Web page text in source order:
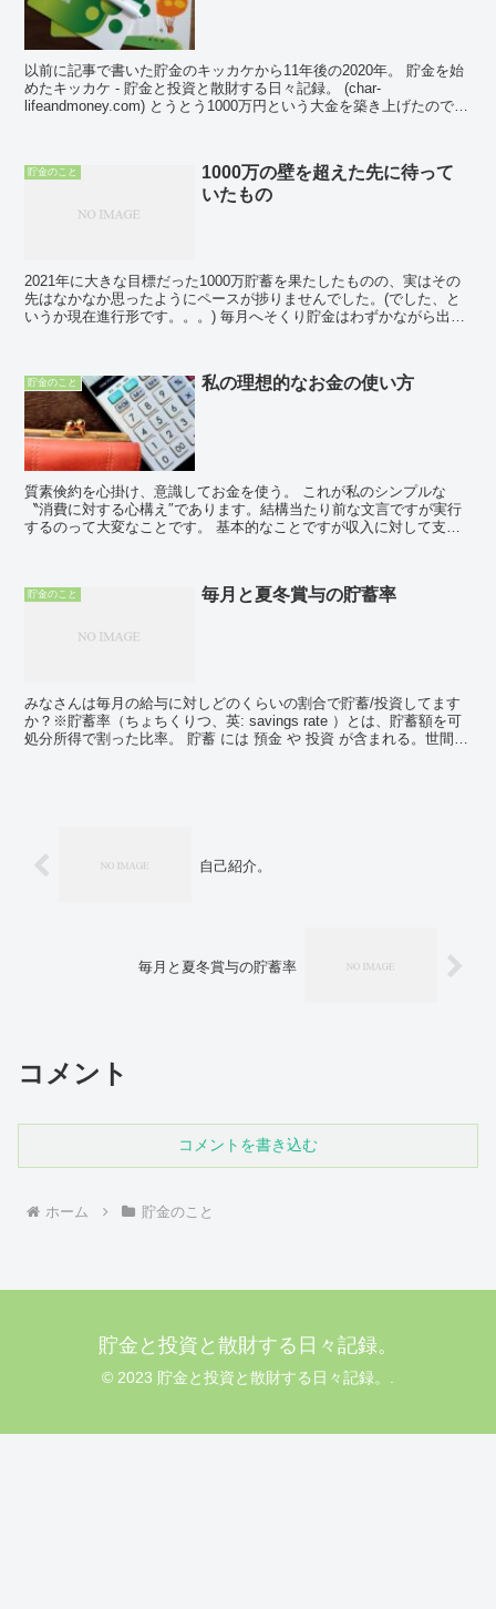
以前に記事で書いた貯金のキッカケから11年後の2020年。 貯金を始
めたキッカケ - 貯金と投資と散財する日々記録。 (char-
lifeandmoney.com) とうとう1000万円という大金を築き上げたので
貯金のこと
1000万の壁を超えた先に待って
いたもの
2021年に大きな目標だった1000万貯蓄を果たしたものの、実はその
先はなかなか思ったようにペースが捗りませんでした。(でした、と
いうか現在進行形です。。。) 毎月へそくり貯金はわずかながら出来
貯金のこと 私の理想的なお金の使い方
質素倹約を心掛け、意識してお金を使う。 これが私のシンプルな
〝消費に対する心構え″であります。結構当たり前な文言ですが実行
するのって大変なことです。 基本的なことですが収入に対して支出
貯金のこと 毎月と夏冬賞与の貯蓄率
みなさんは毎月の給与に対しどのくらいの割合で貯蓄/投資してます
か？※貯蓄率（ちょちくりつ、英: savings rate ）とは、貯蓄額を可
処分所得で割った比率。 貯蓄 には 預金 や 投資 が含まれる。世間一
自己紹介。
毎月と夏冬賞与の貯蓄率
コメント
コメントを書き込む
ホーム 貯金のこと
貯金と投資と散財する日々記録。
© 2023 貯金と投資と散財する日々記録。.